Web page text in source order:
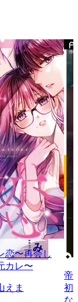
恋〜再会し
カレ〜
えま
帝
初
な